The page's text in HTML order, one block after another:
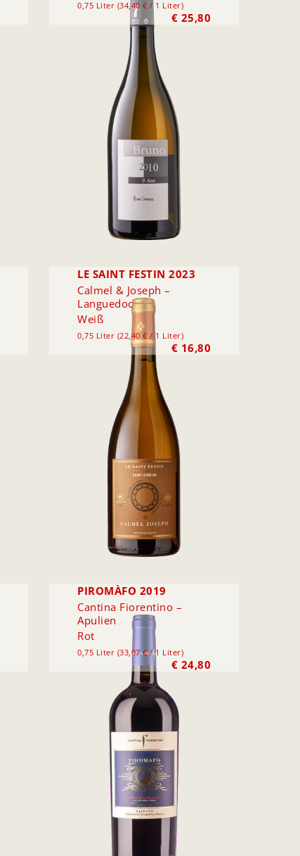
0,75 Liter (34,40 € / 1 Liter)
€ 25,80
LE SAINT FESTIN 2023
Calmel & Joseph –
Languedoc
Weiß
0,75 Liter (22,40 € / 1 Liter)
€ 16,80
PIROMÀFO 2019
Cantina Fiorentino –
Apulien
Rot
0,75 Liter (33,07 € / 1 Liter)
€ 24,80